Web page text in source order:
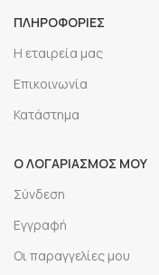
ΠΛΗΡΟΦΟΡΙΕΣ
Η εταιρεία μας
Επικοινωνία
Κατάστημα
Ο ΛΟΓΑΡΙΑΣΜΟΣ ΜΟΥ
Σύνδεση
Εγγραφή
Οι παραγγελίες μου